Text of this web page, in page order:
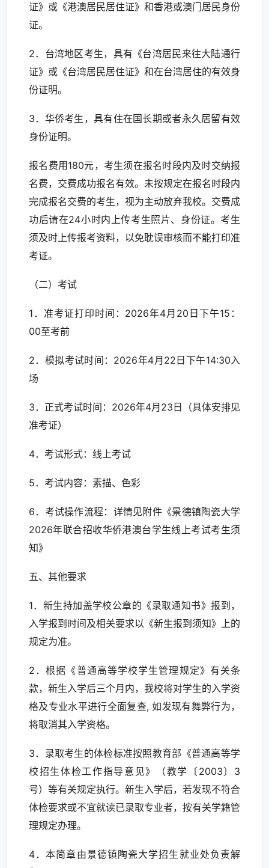
证》或《港澳居民居住证》和香港或澳门居民身份
证。
2．台湾地区考生，具有《台湾居民来往大陆通行
证》或《台湾居民居住证》和在台湾居住的有效身
份证明。
3．华侨考生，具有住在国长期或者永久居留有效
身份证明。
报名费用180元，考生须在报名时段内及时交纳报
名费，交费成功报名有效。未按规定在报名时段内
完成报名交费的考生，视为主动放弃我校。交费成
功后请在24小时内上传考生照片、身份证。考生
须及时上传报考资料，以免耽误审核而不能打印准
考证。
（二）考试
1．准考证打印时间：2026年4月20日下午15：
00至考前
2．模拟考试时间：2026年4月22日下午14:30入
场
3．正式考试时间：2026年4月23日（具体安排见
准考证）
4．考试形式：线上考试
5．考试内容：素描、色彩
6．考试操作流程：详情见附件《景德镇陶瓷大学
2026年联合招收华侨港澳台学生线上考试考生须
知》
五、其他要求
1．新生持加盖学校公章的《录取通知书》报到，
入学报到时间及相关要求以《新生报到须知》上的
规定为准。
2．根据《普通高等学校学生管理规定》有关条
款，新生入学后三个月内，我校将对学生的入学资
格及专业水平进行全面复查, 如发现有舞弊行为，
将取消其入学资格。
3．录取考生的体检标准按照教育部《普通高等学
校招生体检工作指导意见》（教学〔2003〕3
号）等有关规定执行。新生入学后，若发现不符合
体检要求或不宜就读已录取专业者，按有关学籍管
理规定办理。
4．本简章由景德镇陶瓷大学招生就业处负责解